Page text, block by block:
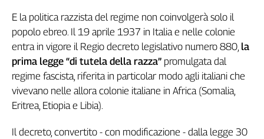
Veneto
Archivio
Storico
1955-
2014
Cerca
E la politica razzista del regime non coinvolgerà solo il
popolo ebreo. Il 19 aprile 1937 in Italia e nelle colonie
entra in vigore il Regio decreto legislativo numero 880, la
prima legge “di tutela della razza” promulgata dal
regime fascista, riferita in particolar modo agli italiani che
vivevano nelle allora colonie italiane in Africa (Somalia,
Eritrea, Etiopia e Libia).
Il decreto, convertito - con modificazione - dalla legge 30